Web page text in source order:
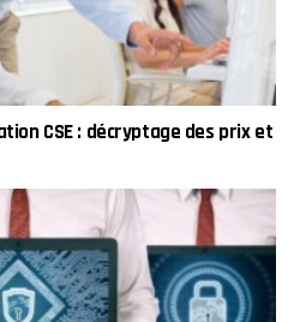
CSE : décryptage des prix et